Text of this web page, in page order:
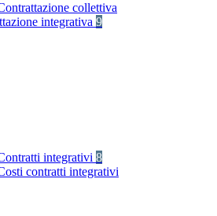
collettiva
integrativa 9
integrativi 8
contratti integrativi